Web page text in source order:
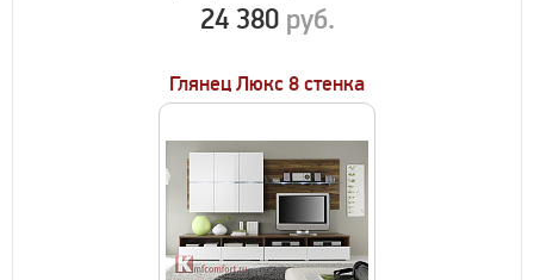
24 380 руб.
Глянец Люкс 8 стенка